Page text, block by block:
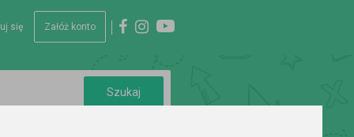
się Załóż konto